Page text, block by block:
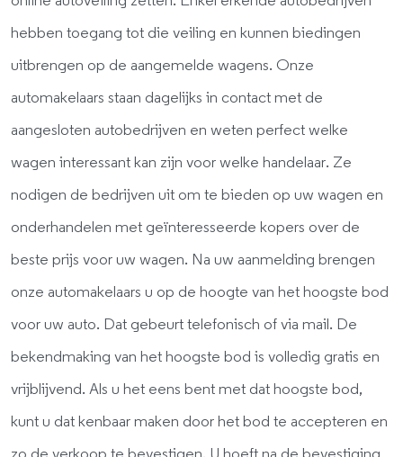
hebben toegang tot die veiling en kunnen biedingen
uitbrengen op de aangemelde wagens. Onze
automakelaars staan dagelijks in contact met de
aangesloten autobedrijven en weten perfect welke
wagen interessant kan zijn voor welke handelaar. Ze
nodigen de bedrijven uit om te bieden op uw wagen en
onderhandelen met geïnteresseerde kopers over de
beste prijs voor uw wagen. Na uw aanmelding brengen
onze automakelaars u op de hoogte van het hoogste bod
voor uw auto. Dat gebeurt telefonisch of via mail. De
bekendmaking van het hoogste bod is volledig gratis en
vrijblijvend. Als u het eens bent met dat hoogste bod,
kunt u dat kenbaar maken door het bod te accepteren en